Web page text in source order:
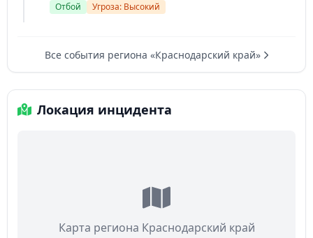
Отбой Угроза: Высокий
Все события региона «Краснодарский край»
Локация инцидента
Карта региона Краснодарский край